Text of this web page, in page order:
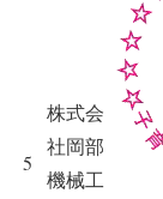
5
株式会
社岡部
機械工